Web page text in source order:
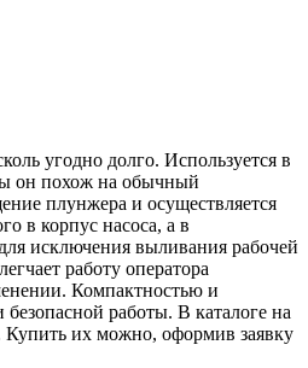
угодно долго. Используется в
он похож на обычный
плунжера и осуществляется
в корпус насоса, а в
исключения выливания рабочей
работу оператора
Компактностью и
работы. В каталоге на
Купить их можно, оформив заявку